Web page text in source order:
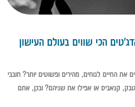
הכי שווים בעולם העישון
את החיים לנוחים, מהירים ופשוטים יותר? חובבי
קנאביס או אפילו את שניהם? ובכן, אתם